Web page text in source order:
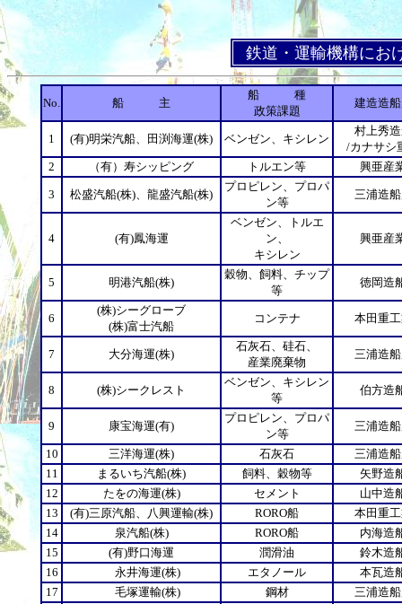
鉄道・運輸機構にお
No. 船 主
船 種
政策課題
建造造
1 (有)明栄汽船、田渕海運(株) ベンゼン、キシレン
村上秀
/カナサシ
2
（有）寿シッピング トルエン等 興亜産
3 松盛汽船(株)、龍盛汽船(株)
プロピレン、プロパ
ン等
三浦造
4 (有)鳳海運
ベンゼン、トルエ
ン、
キシレン
興亜産
5 明港汽船(株)
穀物、飼料、チップ
等
徳岡造
6
(株)シーグローブ
(株)富士汽船
コンテナ 本田重
7 大分海運(株)
石灰石、硅石、
産業廃棄物
三浦造
8 (株)シークレスト
ベンゼン、キシレン
等
伯方造
9 康宝海運(有)
プロピレン、プロパ
ン等
三浦造
10 三洋海運(株) 石灰石
三浦造
11
まるいち汽船(株) 飼料、穀物等
矢野造
12
たをの海運(株) セメント
山中造
13
(有)三原汽船、八興運輸(株) RORO船
本田重
14
泉汽船(株) RORO船
内海造
15
(有)野口海運 潤滑油
鈴木造
16
永井海運(株) エタノール
本瓦造
17
毛塚運輸(株) 鋼材
三浦造